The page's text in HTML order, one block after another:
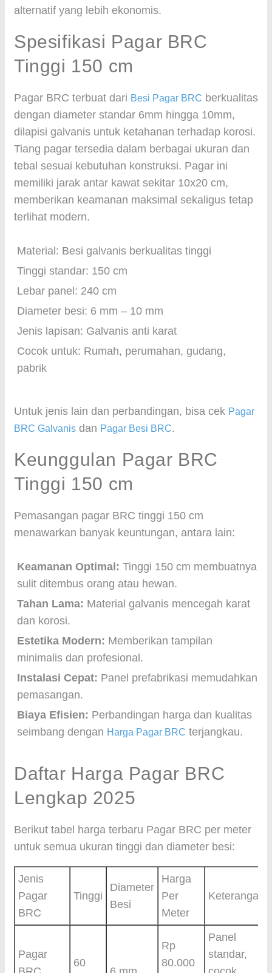
alternatif yang lebih ekonomis.
Spesifikasi Pagar BRC
Tinggi 150 cm
Pagar BRC terbuat dari Besi Pagar BRC berkualitas
dengan diameter standar 6mm hingga 10mm,
dilapisi galvanis untuk ketahanan terhadap korosi.
Tiang pagar tersedia dalam berbagai ukuran dan
tebal sesuai kebutuhan konstruksi. Pagar ini
memiliki jarak antar kawat sekitar 10x20 cm,
memberikan keamanan maksimal sekaligus tetap
terlihat modern.
Material: Besi galvanis berkualitas tinggi
Tinggi standar: 150 cm
Lebar panel: 240 cm
Diameter besi: 6 mm – 10 mm
Jenis lapisan: Galvanis anti karat
Cocok untuk: Rumah, perumahan, gudang,
pabrik
Untuk jenis lain dan perbandingan, bisa cek Pagar
BRC Galvanis dan Pagar Besi BRC.
Keunggulan Pagar BRC
Tinggi 150 cm
Pemasangan pagar BRC tinggi 150 cm
menawarkan banyak keuntungan, antara lain:
Keamanan Optimal: Tinggi 150 cm membuatnya
sulit ditembus orang atau hewan.
Tahan Lama: Material galvanis mencegah karat
dan korosi.
Estetika Modern: Memberikan tampilan
minimalis dan profesional.
Instalasi Cepat: Panel prefabrikasi memudahkan
pemasangan.
Biaya Efisien: Perbandingan harga dan kualitas
seimbang dengan Harga Pagar BRC terjangkau.
Daftar Harga Pagar BRC
Lengkap 2025
Berikut tabel harga terbaru Pagar BRC per meter
untuk semua ukuran tinggi dan diameter besi:
Jenis
Pagar
BRC
Tinggi
Diameter
Besi
Harga
Per
Meter
Keterangan
Pagar
60
Rp
80.000
Panel
standar,